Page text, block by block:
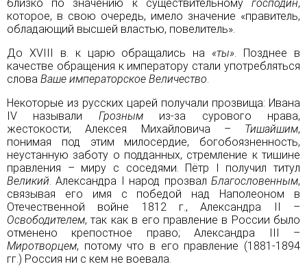
близко по значению к существительному господин,
которое, в свою очередь, имело значение «правитель,
обладающий высшей властью, повелитель».
До XVIII в. к царю обращались на «ты». Позднее в
качестве обращения к императору стали употребляться
слова Ваше императорское Величество.
Некоторые из русских царей получали прозвища: Ивана
IV называли Грознымиз-за сурового нрава,
жестокости; Алексея Михайловича – Тишайшим,
понимая под этим милосердие, богобоязненность,
неустанную заботу о подданных, стремление к тишине
правления – миру с соседями. Пётр I получил титул
Великий. Александра I народ прозвал Благословенным,
связывая его имя с победой над Наполеоном в
Отечественной войне 1812 г., Александра II –
Освободителем, так как в его правление в России было
отменено крепостное право;Александра III –
Миротворцем, потому что в его правление (1881-1894
гг.) Россия ни с кем не воевала.